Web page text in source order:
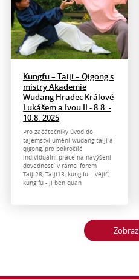
Kungfu – Taiji – Qigong s
mistry Akademie
Wudang Hradec Králové
Lukášem a Ivou II - 8.8. -
10.8. 2025
Pro začátečníky úvod do
tajemství umění wudang taiji a
qigong, pro pokročilé
individuální práce na navýšení
dovedností v rámci forem
Taiji28, Taiji13, kung fu – vějíř,
kung fu - ji ben quan